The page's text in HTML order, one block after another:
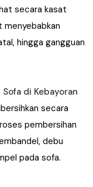
secara kasat
menyebabkan
hingga gangguan
di Kebayoran
secara
pembersihan
debu
pada sofa.